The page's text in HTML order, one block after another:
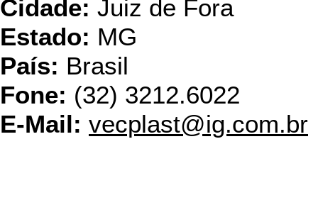
Cidade: Juiz de Fora
Estado: MG
País: Brasil
Fone: (32) 3212.6022
E-Mail: vecplast@ig.com.br